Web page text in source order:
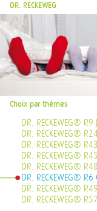
DR. RECKEWEG
Choix par thèmes
DR. RECKEWEG® R9
DR. RECKEWEG®
DR. RECKEWEG®
DR. RECKEWEG®
DR. RECKEWEG®
DR. RECKEWEG® R6
DR. RECKEWEG®
DR. RECKEWEG®